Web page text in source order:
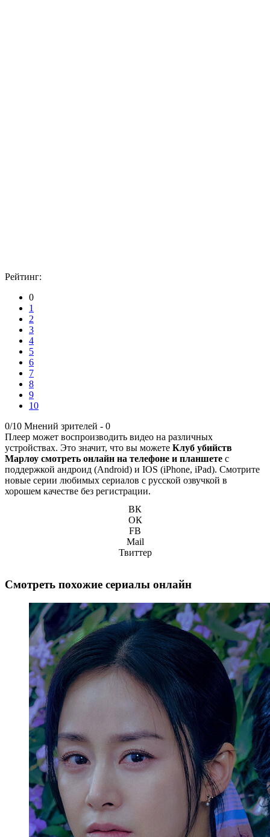
Рейтинг:
0
1
2
3
4
5
6
7
8
9
10
0/10 Мнений зрителей - 0
Плеер может воспроизводить видео на различных
устройствах. Это значит, что вы можете Клуб убийств
Марлоу смотреть онлайн на телефоне и планшете с
поддержкой андроид (Android) и IOS (iPhone, iPad). Смотрите
новые серии любимых сериалов с русской озвучкой в
хорошем качестве без регистрации.
ВК
ОК
FB
Mail
Твиттер
Смотреть похожие сериалы онлайн